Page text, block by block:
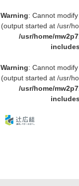
Warning: Cannot
(output started at /usr/
/usr/home/
Warning: Cannot
(output started at /usr/
/usr/home/